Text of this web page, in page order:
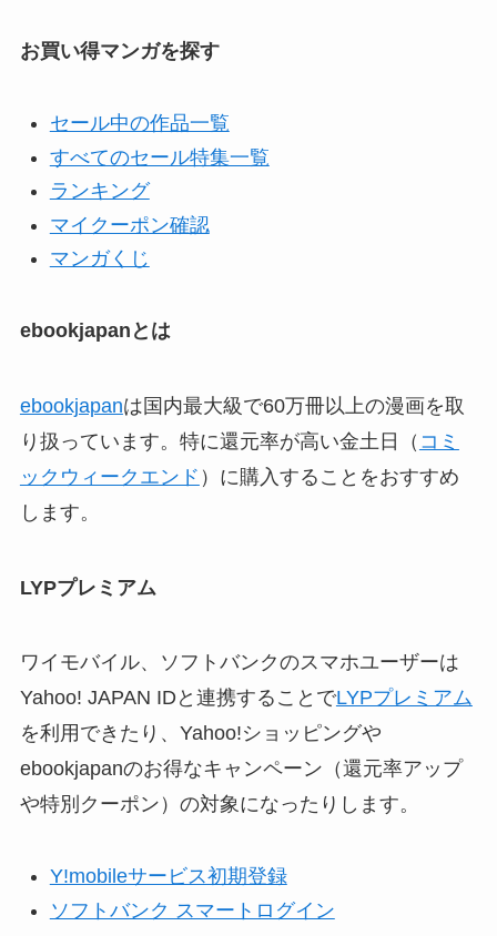
お買い得マンガを探す
セール中の作品一覧
すべてのセール特集一覧
ランキング
マイクーポン確認
マンガくじ
ebookjapanとは
ebookjapanは国内最大級で60万冊以上の漫画を取
り扱っています。特に還元率が高い金土日（ コミ
ックウィークエンド ）に購入することをおすすめ
します。
LYPプレミアム
ワイモバイル、ソフトバンクのスマホユーザーは
Yahoo! JAPAN IDと連携することでLYPプレミアム
を利用できたり、Yahoo!ショッピングや
ebookjapanのお得なキャンペーン（還元率アップ
や特別クーポン）の対象になったりします。
Y!mobileサービス初期登録
ソフトバンク スマートログイン